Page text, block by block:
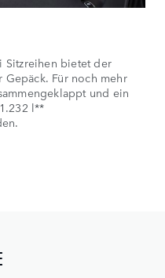
Sitzreihen bietet der
Für noch mehr
und ein
l**